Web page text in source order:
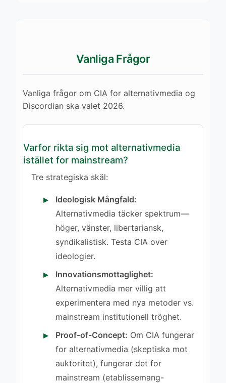
Vanliga Frågor
Vanliga frågor om CIA for alternativmedia og
Discordian ska valet 2026.
Varfor rikta sig mot alternativmedia
istället for mainstream?
Tre strategiska skäl:
Ideologisk Mångfald:
Alternativmedia täcker spektrum—
höger, vänster, libertariansk,
syndikalistisk. Testa CIA over
ideologier.
Innovationsmottaglighet:
Alternativmedia mer villig att
experimentera med nya metoder vs.
mainstream institutionell tröghet.
Proof-of-Concept: Om CIA fungerar
for alternativmedia (skeptiska mot
auktoritet), fungerar det for
mainstream (etablissemang-